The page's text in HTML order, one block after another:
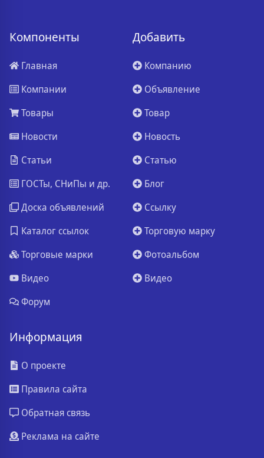
Компоненты
Главная
Компании
Товары
Новости
Статьи
ГОСТы, СНиПы и др.
Доска объявлений
Каталог ссылок
Торговые марки
Видео
Форум
Добавить
Компанию
Объявление
Товар
Новость
Статью
Блог
Ссылку
Торговую марку
Фотоальбом
Видео
Информация
О проекте
Правила сайта
Обратная связь
Реклама на сайте